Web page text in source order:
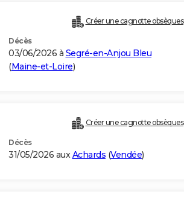
Créer une cagnotte obsèques
Décès
03/06/2026 à Segré-en-Anjou Bleu
(Maine-et-Loire)
Créer une cagnotte obsèques
Décès
31/05/2026 auxAchards (Vendée)